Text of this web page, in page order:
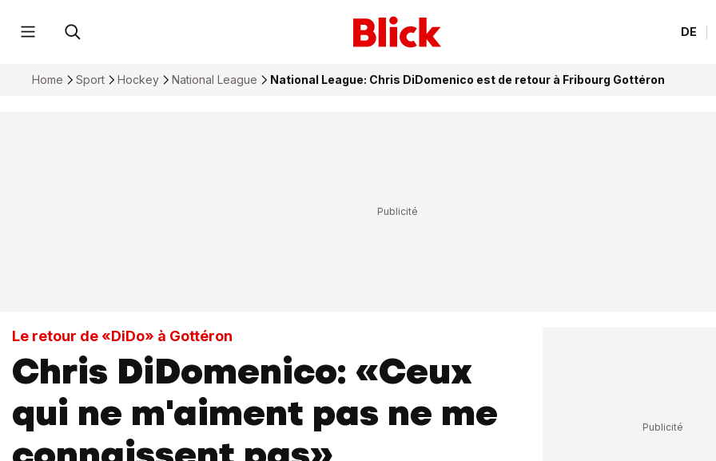
DE
Home Sport Hockey National League National League: Chris DiDomenico est de retour à Fribourg Gottéron
Le retour de «DiDo» à Gottéron
Chris DiDomenico: «Ceux
qui ne m'aiment pas ne me